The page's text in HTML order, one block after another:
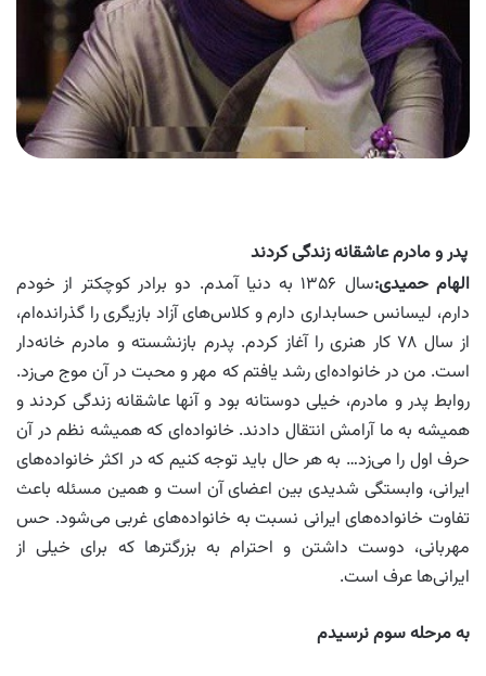
پدر و مادرم عاشقانه زندگی کردند
الهام حمیدی:
سال ۱۳۵۶ به دنیا آمدم. دو برادر کوچکتر از خودم
دارم، لیسانس حسابداری دارم و کلاس‌های آزاد بازیگری را گذرانده‌ام،
از سال ۷۸ کار هنری را آغاز کردم. پدرم بازنشسته و مادرم خانه‌دار
است. من در خانواده‌ای رشد یافتم که مهر و محبت در آن موج می‌زد.
روابط پدر و مادرم، خیلی دوستانه بود و آنها عاشقانه زندگی کردند و
همیشه به ما آرامش انتقال دادند. خانواده‌ای که همیشه نظم در آن
حرف اول را می‌زد… به هر حال باید توجه کنیم که در اکثر خانواده‌های
ایرانی، وابستگی شدیدی بین اعضای آن است و همین مسئله باعث
تفاوت خانواده‌های ایرانی نسبت به خانواده‌های غربی می‌شود. حس
مهربانی، دوست داشتن و احترام به بزرگترها که برای خیلی از
ایرانی‌ها عرف است.
به مرحله سوم نرسیدم